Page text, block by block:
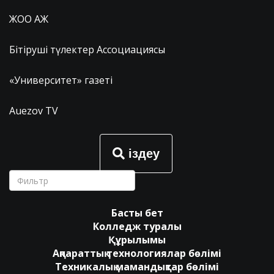
ЖОО АЖ
Бітіруші түлектер Ассоциациясы
«Университет» газеті
Auezov TV
іздеу
Басты бет
Колледж туралы
Құрылымы
Ақпараттық технологиялар бөлімі
Техникалық мамандықтар бөлімі